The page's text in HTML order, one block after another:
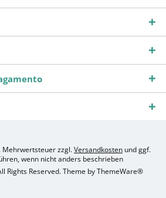
Mehrwertsteuer zzgl.Versandkosten und ggf.
wenn nicht anders beschrieben
Rights Reserved. Theme byThemeWare®